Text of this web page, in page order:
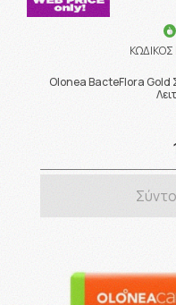
Olonea BacteFlora Gold